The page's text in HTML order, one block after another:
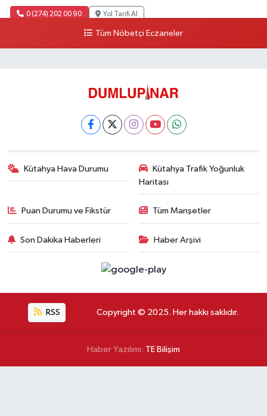
0 (274) 202 00 90 Yol Tarifi Al
Tüm Nöbetçi Eczaneler
Kütahya Hava Durumu
Kütahya Trafik Yoğunluk
Haritası
Puan Durumu ve Fikstür Tüm Manşetler
Son Dakika Haberleri Haber Arşivi
RSS Copyright © 2025. Her hakkı saklıdır.
Haber Yazılımı: TE Bilişim